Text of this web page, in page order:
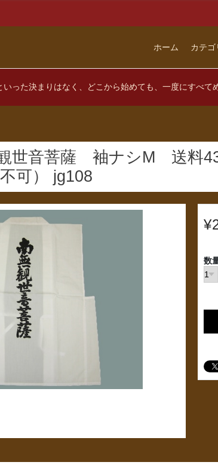
ホーム カテゴ
った決まりはなく、どこから始めても、一度にすべて
世音菩薩 袖ナシM 送料
可） jg108
数